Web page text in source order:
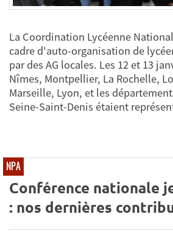
La Coordination Lycéenne
cadre d'auto-organisation de
par des AG locales. Les 12 et 13
Nîmes, Montpellier, La Rochelle,
Marseille, Lyon, et les
Seine-Saint-Denis étaient
NPA
Conférence nationale
: nos dernières